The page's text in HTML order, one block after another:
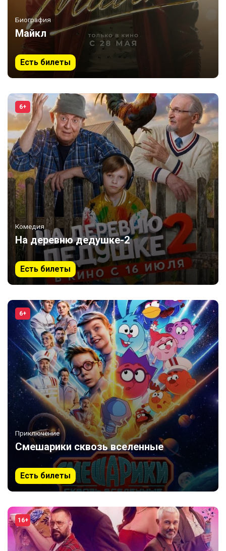
Биография
Майкл
Есть билеты
6+
Комедия
На деревню дедушке-2
Есть билеты
6+
Приключение
Смешарики сквозь вселенные
Есть билеты
16+